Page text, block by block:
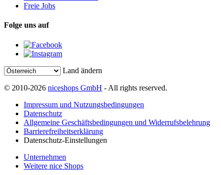
Freie Jobs
Folge uns auf
Land ändern
© 2010-2026 niceshops GmbH - All rights reserved.
Impressum und Nutzungsbedingungen
Datenschutz
Allgemeine Geschäftsbedingungen und Widerrufsbelehrung
Barrierefreiheitserklärung
Datenschutz-Einstellungen
Unternehmen
Weitere nice Shops